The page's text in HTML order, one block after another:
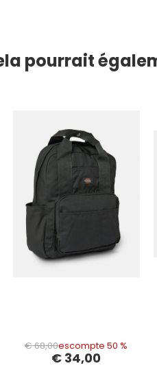
pourrait
€ 68,00escompte 50 %
€ 34,00